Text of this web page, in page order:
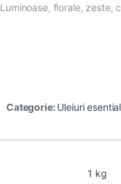
Luminoase, florale, zeste,
Categorie: Uleiuri
1 kg